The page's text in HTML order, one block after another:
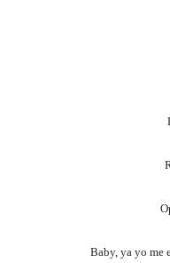
Baby, ya yo me